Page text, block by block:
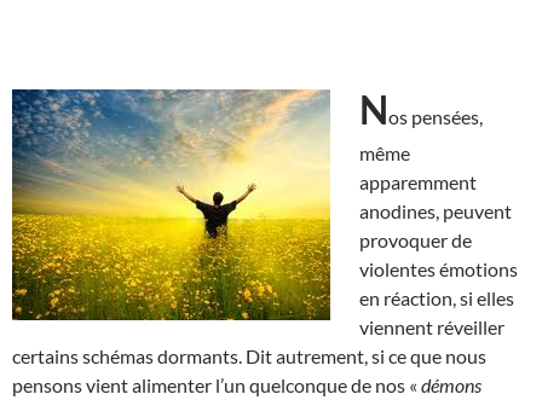
Nos pensées,
même
apparemment
anodines, peuvent
provoquer de
violentes émotions
en réaction, si elles
viennent réveiller
certains schémas dormants. Dit autrement, si ce que nous
pensons vient alimenter l’un quelconque de nos « démons